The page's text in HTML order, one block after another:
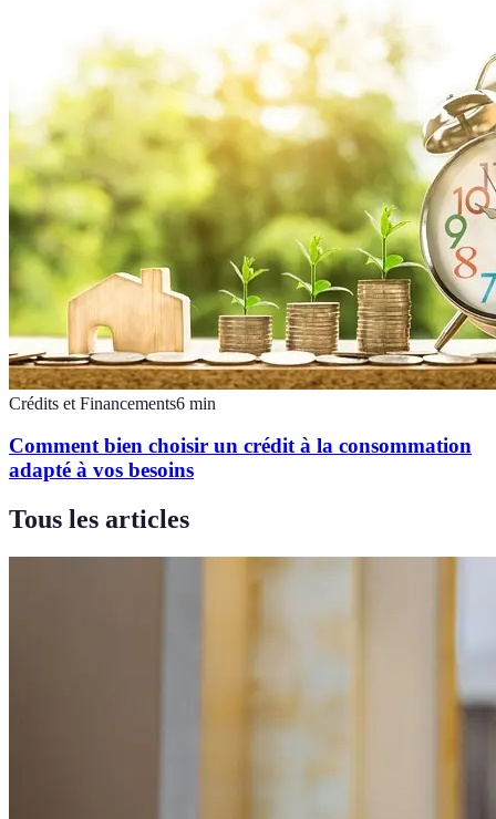
Crédits et Financements6 min
Comment bien choisir un crédit à la consommation
adapté à vos besoins
Tous les articles